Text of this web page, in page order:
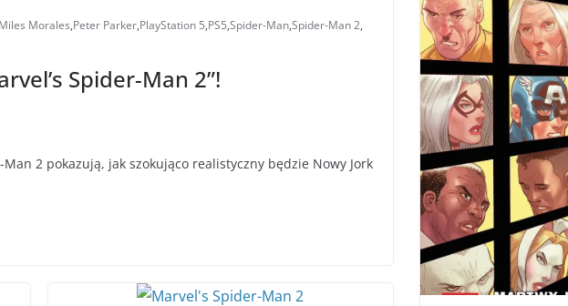
Miles Morales,Peter Parker,PlayStation 5,PS5,Spider-Man,Spider-Man 2,
Spider-Man 2”!
2 pokazują, jak szokująco realistyczny będzie Nowy Jork